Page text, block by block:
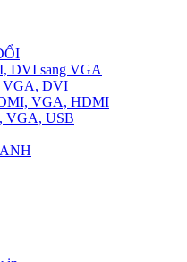
DVI sang VGA
VGA, DVI
VGA, HDMI
VGA, USB